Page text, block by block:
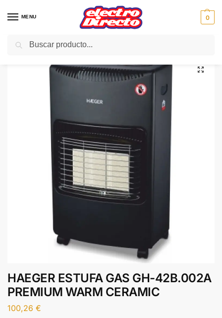
MENU 0
Inicio Climatización / Estufas
HAEGER ESTUFA GAS GH-42B.002A
PREMIUM WARM CERAMIC
100,26 €